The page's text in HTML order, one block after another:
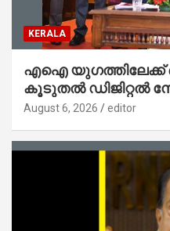
KERALA
എഐ യുഗത്തിലേക്ക്
കൂടുതൽ ഡിജിറ്റൽ
August 6, 2026 editor